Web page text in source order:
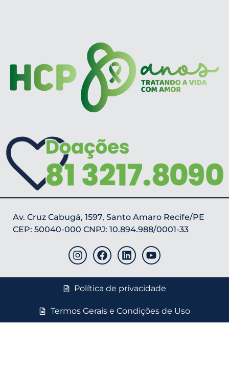
Av. Cruz Cabugá, 1597, Santo Amaro Recife/PE
CEP: 50040-000 CNPJ: 10.894.988/0001-33
Política de privacidade
Termos Gerais e Condições de Uso